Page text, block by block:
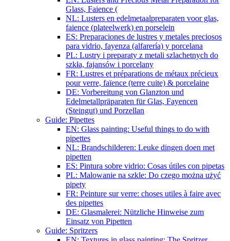
Glass, Faience (
NL: Lusters en edelmetaalpreparaten voor glas,
faience (plateelwerk) en porselein
ES: Preparaciones de lustres y metales preciosos
para vidrio, fayenza (alfarería) y porcelana
PL: Lustry i preparaty z metali szlachetnych do
szkła, fajansów i porcelany
FR: Lustres et préparations de métaux précieux
pour verre, faïence (terre cuite) & porcelaine
DE: Vorbereitung von Glanzton und
Edelmetallpräparaten für Glas, Fayencen
(Steingut) und Porzellan
Guide: Pipettes
EN: Glass painting: Useful things to do with
pipettes
NL: Brandschilderen: Leuke dingen doen met
pipetten
ES: Pintura sobre vidrio: Cosas útiles con pipetas
PL: Malowanie na szkle: Do czego można użyć
pipety
FR: Peinture sur verre: choses utiles à faire avec
des pipettes
DE: Glasmalerei: Nützliche Hinweise zum
Einsatz von Pipetten
Guide: Spritzers